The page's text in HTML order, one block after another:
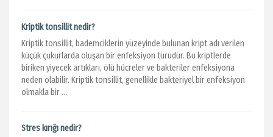
Kriptik tonsillit nedir?
Kriptik tonsillit, bademciklerin yüzeyinde bulunan kript adı verilen
küçük çukurlarda oluşan bir enfeksiyon türüdür. Bu kriptlerde
biriken yiyecek artıkları, ölü hücreler ve bakteriler enfeksiyona
neden olabilir. Kriptik tonsillit, genellikle bakteriyel bir enfeksiyon
olmakla bir ...
Stres kırığı nedir?